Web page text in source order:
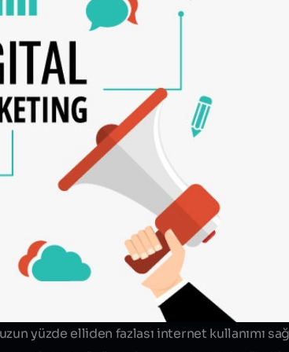
yüzde elliden fazlası internet kullanımı
Bize Projenizden
Bize